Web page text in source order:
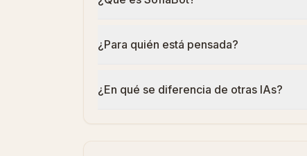
¿Para quién está pensada?
¿En qué se diferencia de otras IAs?